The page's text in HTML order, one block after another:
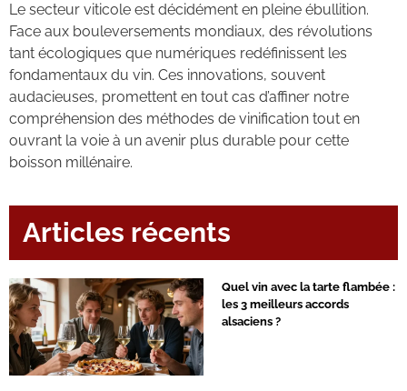
Le secteur viticole est décidément en pleine ébullition.
Face aux bouleversements mondiaux, des révolutions
tant écologiques que numériques redéfinissent les
fondamentaux du vin. Ces innovations, souvent
audacieuses, promettent en tout cas d’affiner notre
compréhension des méthodes de vinification tout en
ouvrant la voie à un avenir plus durable pour cette
boisson millénaire.
Articles récents
Quel vin avec la tarte flambée :
les 3 meilleurs accords
alsaciens ?